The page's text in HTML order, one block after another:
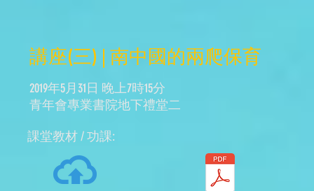
講座(三) | 南中國的兩爬保育
2019年5月31日 晚上7時15分
​青年會專業書院地下禮堂二
​課堂教材 / 功課: